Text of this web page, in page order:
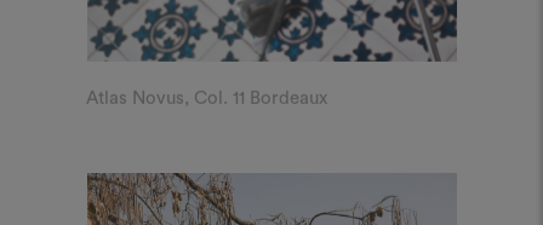
Atlas Novus, Col. 11 Bordeaux